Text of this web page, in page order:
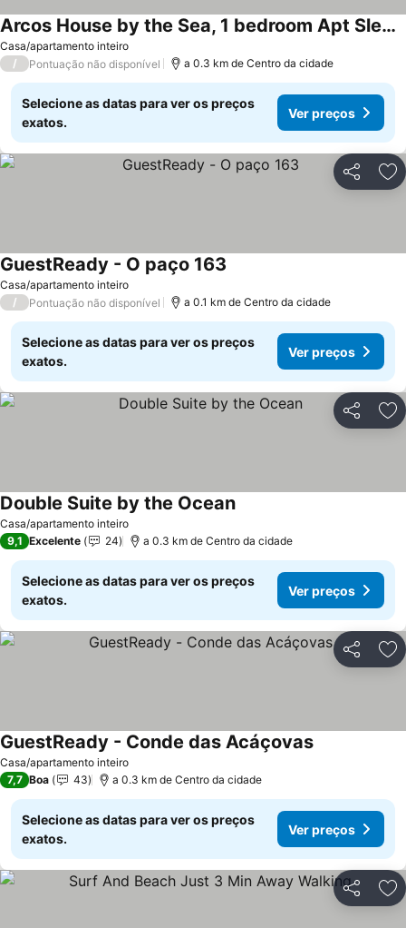
Casa/apartamento inteiro
Arcos House by the Sea, 1 bedroom Apt Sleeps 4
Ver preços
/ Pontuação não disponível a 0.3 km de Centro da cidade
Selecione as datas para ver os preços
exatos.
Ver preços
Partilhar
Casa/apartamento inteiro
GuestReady - O paço 163
/ Pontuação não disponível a 0.1 km de Centro da cidade
Selecione as datas para ver os preços
exatos.
Ver preços
Partilhar
Casa/apartamento inteiro
Double Suite by the OceanVer preços
9,1 Excelente 24 a 0.3 km de Centro da cidade
Selecione as datas para ver os preços
exatos.
Ver preços
Partilhar
Casa/apartamento inteiro
GuestReady - Conde das AcáçovasVer preços
7,7 Boa 43 a 0.3 km de Centro da cidade
Selecione as datas para ver os preços
exatos.
Ver preços
Partilhar